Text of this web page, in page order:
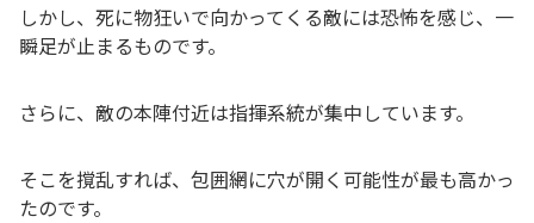
しかし、死に物狂いで向かってくる敵には恐怖を感じ、一
瞬足が止まるものです。
さらに、敵の本陣付近は指揮系統が集中しています。
そこを撹乱すれば、包囲網に穴が開く可能性が最も高かっ
たのです。